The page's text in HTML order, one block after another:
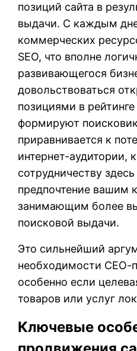
позиций сайта в
выдачи. С каждым
коммерческих
SEO, что вполне
развивающегося
довольствоваться
позициями в
формируют
приравнивается к
интернет-аудитории,
сотрудничеству
предпочтение вашим
занимающим более
поисковой выдачи.
Это сильнейший
необходимости СЕО-
особенно если
товаров или услуг
Ключевые